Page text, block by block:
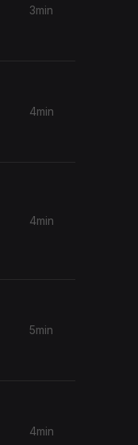
3min
4min
4min
5min
4min